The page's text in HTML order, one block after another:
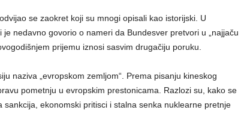
se zaokret koji su mnogi opisali kao istorijski. U
nedavno govorio o nameri da Bundesver pretvori u „najjaču
prijemu iznosi sasvim drugačiju poruku.
naziva „evropskom zemljom“. Prema pisanju kineskog
pometnju u evropskim prestonicama. Razlozi su, kako se
sankcija, ekonomski pritisci i stalna senka nuklearne pretnje